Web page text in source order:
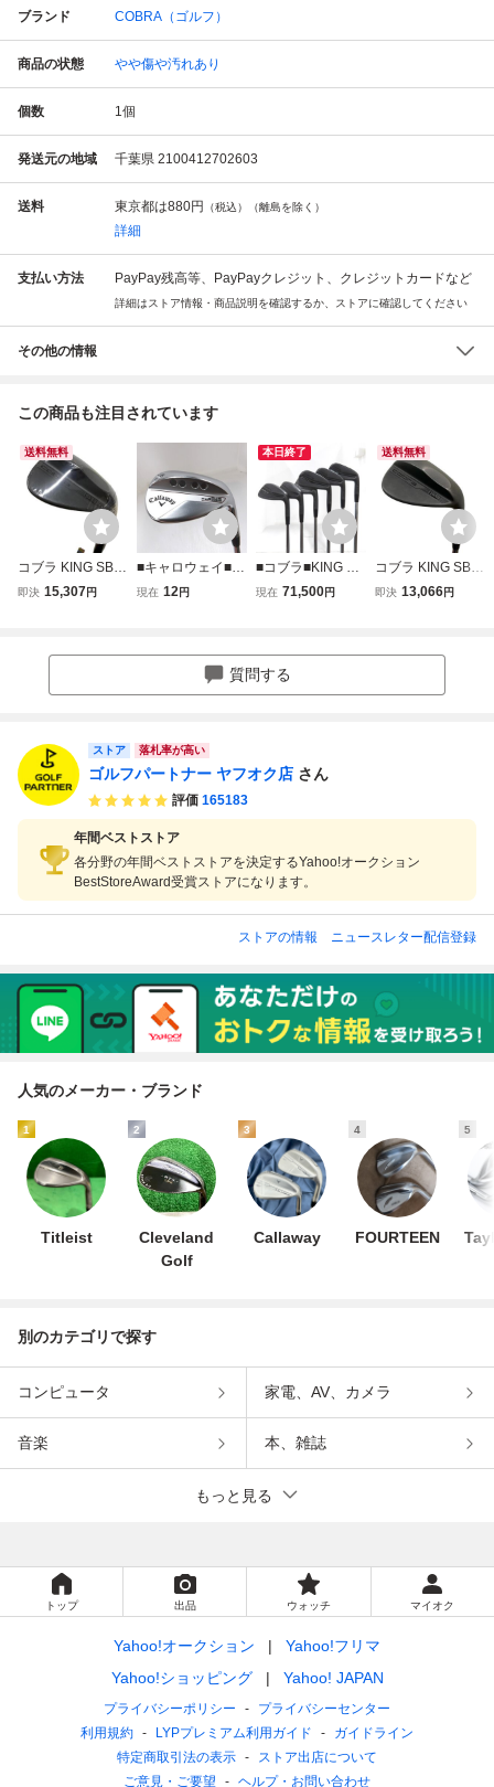
ブランド COBRA（ゴルフ）
商品の状態 やや傷や汚れあり
個数 1個
発送元の地域 千葉県 2100412702603
送料 東京都は880円 （税込）（離島を除く）
詳細
支払い方法 PayPay残高等、PayPayクレジット、クレジットカードなど
詳細はストア情報・商品説明を確認するか、ストアに確認してください
その他の情報
この商品も注目されています
送料無料
コブラ KING SB
WEDGE(2023)(ブ
即決 15,307円
■キャロウェイ■JA
WS FORGED(202
中古■1円～
現在 12円
本日終了
■コブラ■KING FO
RGED TEC(2023)
現在 71,500円
送料無料
コブラ KING SB
WEDGE(2023)(ブ
即決 13,066円
質問する
ストア 落札率が高い
ゴルフパートナー ヤフオク店 さん
評価 165183
年間ベストストア
各分野の年間ベストストアを決定するYahoo!オークション
BestStoreAward受賞ストアになります。
ストアの情報 ニュースレター配信登録
人気のメーカー・ブランド
1
Titleist
2
Cleveland
Golf
3
Callaway
4
FOURTEEN
5
別のカテゴリで探す
コンピュータ 家電、AV、カメラ
音楽 本、雑誌
もっと見る
トップ 出品 ウォッチ マイオク
Yahoo!オークション
Yahoo!フリマ
Yahoo!ショッピング
Yahoo! JAPAN
プライバシーポリシー
プライバシーセンター
利用規約
LYPプレミアム利用ガイド
ガイドライン
特定商取引法の表示
ストア出店について
ご意見・ご要望
ヘルプ・お問い合わせ